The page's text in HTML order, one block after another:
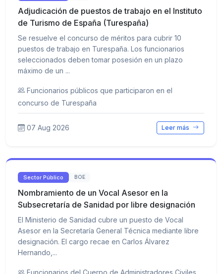
Adjudicación de puestos de trabajo en el Instituto
de Turismo de España (Turespaña)
Se resuelve el concurso de méritos para cubrir 10
puestos de trabajo en Turespaña. Los funcionarios
seleccionados deben tomar posesión en un plazo
máximo de un ...
Funcionarios públicos que participaron en el
concurso de Turespaña
07 Aug 2026 Leer más
Sector Público BOE
Nombramiento de un Vocal Asesor en la
Subsecretaría de Sanidad por libre designación
El Ministerio de Sanidad cubre un puesto de Vocal
Asesor en la Secretaría General Técnica mediante libre
designación. El cargo recae en Carlos Álvarez
Hernando,...